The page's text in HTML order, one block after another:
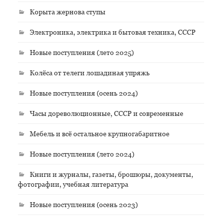
Корыта жернова ступы
Электроника, электрика и бытовая техника, СССР
Новые поступления (лето 2025)
Колёса от телеги лошадиная упряжь
Новые поступления (осень 2024)
Часы дореволюционные, СССР и современные
Мебель и всё остальное крупногабаритное
Новые поступления (лето 2024)
Книги и журналы, газеты, брошюры, документы,
фотографии, учебная литература
Новые поступления (осень 2023)